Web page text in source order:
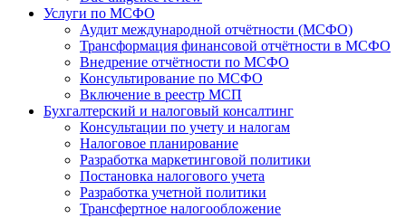
Услуги по МСФО
Аудит международной отчётности (МСФО)
Трансформация финансовой отчётности в МСФО
Внедрение отчётности по МСФО
Консультирование по МСФО
Включение в реестр МСП
Бухгалтерский и налоговый консалтинг
Консультации по учету и налогам
Налоговое планирование
Разработка маркетинговой политики
Постановка налогового учета
Разработка учетной политики
Трансфертное налогообложение